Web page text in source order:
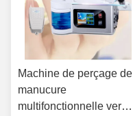
Machine de perçage de
manucure
multifonctionnelle vernis